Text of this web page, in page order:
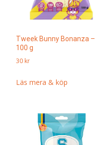
Tweek Bunny Bonanza –
100 g
30 kr
Läs mera & köp